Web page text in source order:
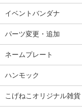
イベントバンダナ
パーツ変更・追加
ネームプレート
ハンモック
こげねこオリジナル雑貨